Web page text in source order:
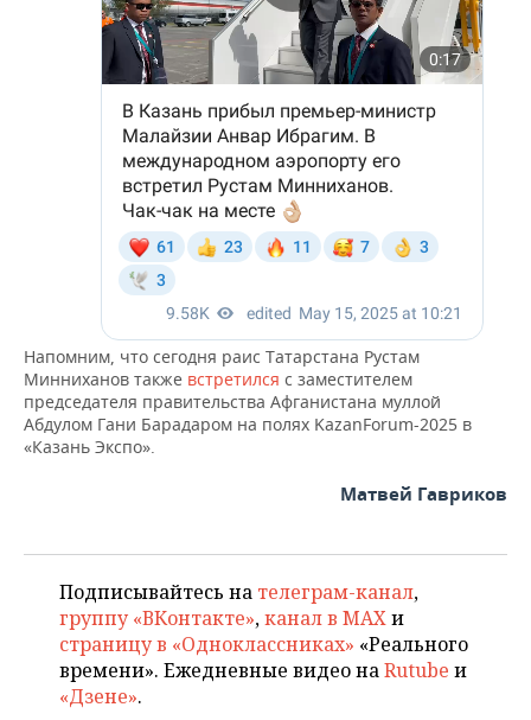
ХОККЕЙ С МЯЧОМ
ПРОИСШЕСТВИЯ
Напомним, что сегодня раис Татарстана Рустам
Минниханов также встретился с заместителем
председателя правительства Афганистана муллой
Абдулом Гани Барадаром на полях KazanForum-2025 в
«Казань Экспо».
Матвей Гавриков
Подписывайтесь на телеграм-канал,
группу «ВКонтакте»,канал в MAXи
страницу в «Одноклассниках» «Реального
времени». Ежедневные видео наRutube и
«Дзене».